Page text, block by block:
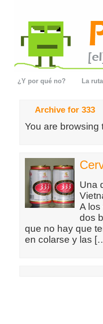
¿Y por qué no? La ruta
Archive for 333
You are browsing
Una
A
dos
que no hay que
en colarse y las